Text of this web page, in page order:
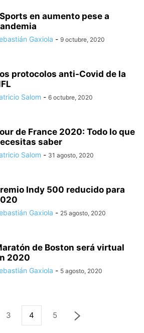
en aumento pese a
Gaxiola - 9 octubre, 2020
protocolos anti-Covid de la
Salom - 6 octubre, 2020
de France 2020: Todo lo que
saber
Salom - 31 agosto, 2020
Indy 500 reducido para
Gaxiola - 25 agosto, 2020
de Boston será virtual
2020
Gaxiola - 5 agosto, 2020
3 4 5